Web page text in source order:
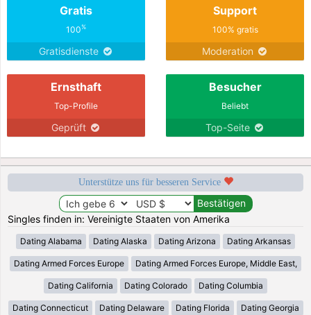
Gratis
100%
Gratisdienste
Support
100% gratis
Moderation
Ernsthaft
Top-Profile
Geprüft
Besucher
Beliebt
Top-Seite
Unterstütze uns für besseren Service
Singles finden in: Vereinigte Staaten von Amerika
Dating Alabama Dating Alaska Dating Arizona Dating Arkansas
Dating Armed Forces Europe Dating Armed Forces Europe, Middle East,
Dating California Dating Colorado Dating Columbia
Dating Connecticut Dating Delaware Dating Florida Dating Georgia